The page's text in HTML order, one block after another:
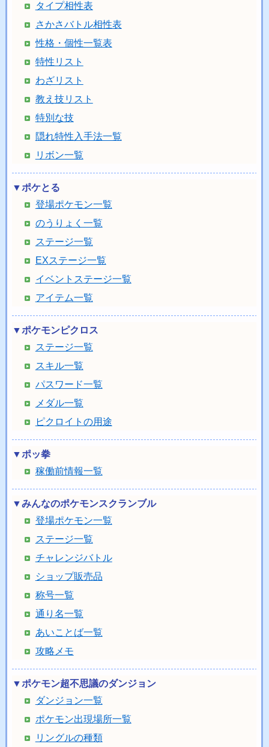
タイプ相性表
さかさバトル相性表
性格・個性一覧表
特性リスト
わざリスト
教え技リスト
特別な技
隠れ特性入手法一覧
リボン一覧
▼ポケとる
登場ポケモン一覧
のうりょく一覧
ステージ一覧
EXステージ一覧
イベントステージ一覧
アイテム一覧
▼ポケモンピクロス
ステージ一覧
スキル一覧
パスワード一覧
メダル一覧
ピクロイトの用途
▼ポッ拳
稼働前情報一覧
▼みんなのポケモンスクランブル
登場ポケモン一覧
ステージ一覧
チャレンジバトル
ショップ販売品
称号一覧
通り名一覧
あいことば一覧
攻略メモ
▼ポケモン超不思議のダンジョン
ダンジョン一覧
ポケモン出現場所一覧
リングルの種類